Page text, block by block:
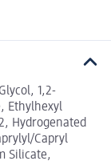
1,2-
Ethylhexyl
Hydrogenated
Capryl
Silicate,